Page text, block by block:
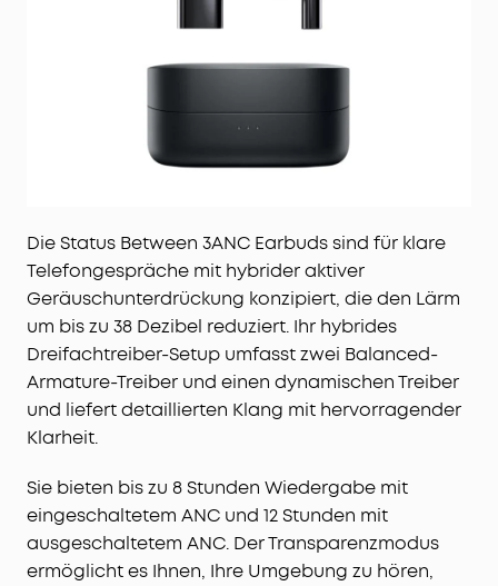
Die Status Between 3ANC Earbuds sind für klare
Telefongespräche mit hybrider aktiver
Geräuschunterdrückung konzipiert, die den Lärm
um bis zu 38 Dezibel reduziert. Ihr hybrides
Dreifachtreiber-Setup umfasst zwei Balanced-
Armature-Treiber und einen dynamischen Treiber
und liefert detaillierten Klang mit hervorragender
Klarheit.
Sie bieten bis zu 8 Stunden Wiedergabe mit
eingeschaltetem ANC und 12 Stunden mit
ausgeschaltetem ANC. Der Transparenzmodus
ermöglicht es Ihnen, Ihre Umgebung zu hören,